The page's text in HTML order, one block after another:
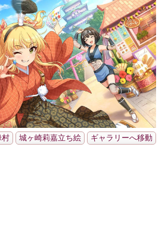
村 城ヶ崎莉嘉立ち絵 ギャラリーへ移動